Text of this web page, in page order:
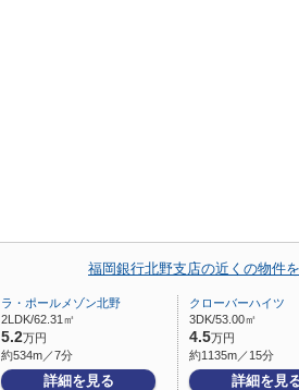
福岡銀行北野支店の近くの物件
ラ・ポールメゾン北野
2LDK/62.31㎡
5.2万円
約534m／7分
詳細を見る
クローバーハイツ
3DK/53.00㎡
4.5万円
約1135m／15分
詳細を見